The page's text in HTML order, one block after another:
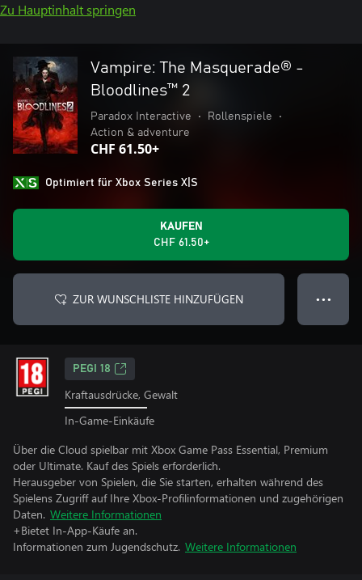
Zu Hauptinhalt springen
Vampire: The Masquerade® -
Bloodlines™ 2
Paradox Interactive • Rollenspiele
•
Action & adventure
CHF 61.50+
Optimiert für Xbox Series X|S
KAUFEN
CHF 61.50+
ZUR WUNSCHLISTE HINZUFÜGEN ● ● ●
PEGI 18
Kraftausdrücke, Gewalt
In-Game-Einkäufe
Über die Cloud spielbar mit Xbox Game Pass Essential, Premium
oder Ultimate. Kauf des Spiels erforderlich.
Herausgeber von Spielen, die Sie starten, erhalten während des
Spielens Zugriff auf Ihre Xbox-Profilinformationen und zugehörigen
Daten. Weitere Informationen
+Bietet In-App-Käufe an.
Informationen zum Jugendschutz. Weitere Informationen